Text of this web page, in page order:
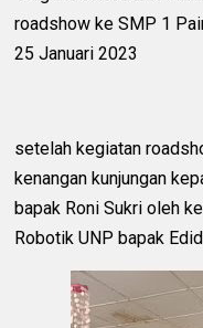
roadshow ke SMP 1
25 Januari 2023
setelah kegiatan
kenangan kunjungan
bapak Roni Sukri oleh
Robotik UNP bapak